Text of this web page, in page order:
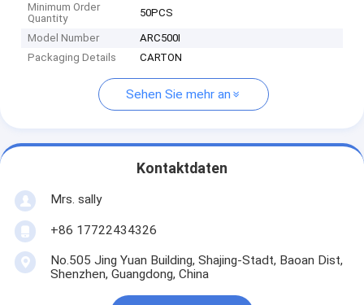
Minimum Order
Quantity
50PCS
Model Number
ARC500I
Packaging Details
CARTON
Sehen Sie mehr an
Kontaktdaten
Mrs. sally
+86 17722434326
No.505 Jing Yuan Building, Shajing-Stadt, Baoan Dist,
Shenzhen, Guangdong, China